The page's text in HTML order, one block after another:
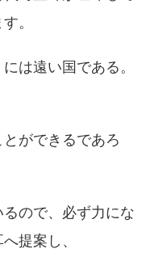
。
は遠い国である。
ができるであろ
ので、必ず力にな
提案し、